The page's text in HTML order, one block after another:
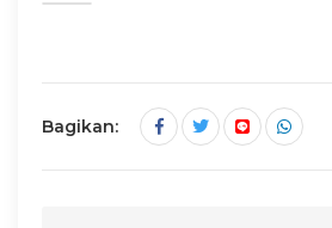
Bagikan: